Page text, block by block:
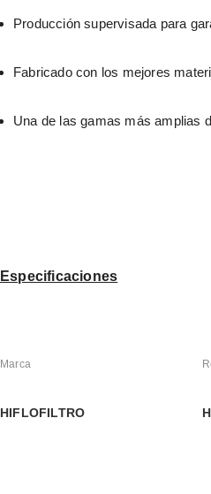
Producción supervisada para
Fabricado con los mejores
Una de las gamas más amplias
Especificaciones
Marca
HIFLOFILTRO